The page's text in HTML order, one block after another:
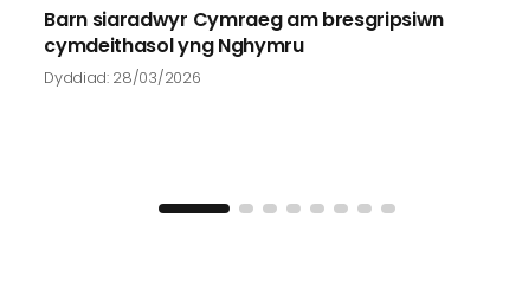
Barn siaradwyr Cymraeg am bresgripsiwn
cymdeithasol yng Nghymru
Dyddiad: 28/03/2026